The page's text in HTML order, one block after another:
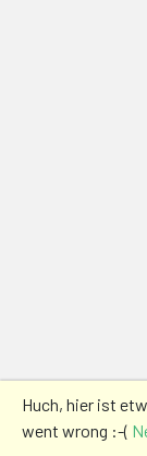
Huch, hier ist
went wrong :-(